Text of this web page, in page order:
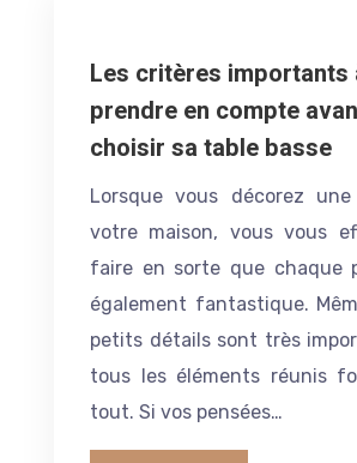
Les critères importants
prendre en compte
choisir sa table basse
Lorsque vous décorez
votre maison, vous vous
faire en sorte que chaque
également fantastique.
petits détails sont très
tous les éléments réunis
tout. Si vos pensées…